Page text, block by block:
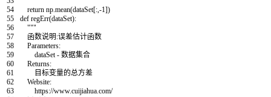
54
55
56
57
58
59
60
61
62
63
return np mean(dataSet[: -1])
def regErr(dataSet):
"""
函数说明:误差估计函数
Parameters:
dataSet - 数据集合
Returns:
目标变量的总方差
Website:
https://www.cuijiahua.com/